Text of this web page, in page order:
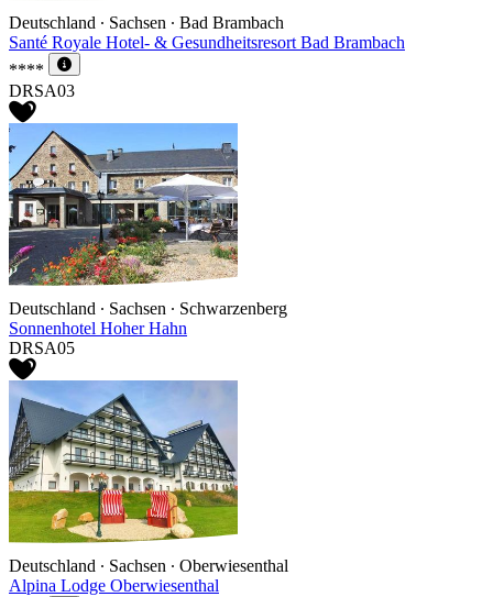
Deutschland ∙ Sachsen ∙ Bad Brambach
Santé Royale Hotel- & Gesundheitsresort Bad Brambach
****
DRSA03
Deutschland ∙ Sachsen ∙ Schwarzenberg
Sonnenhotel Hoher Hahn
DRSA05
Deutschland ∙ Sachsen ∙ Oberwiesenthal
Alpina Lodge Oberwiesenthal